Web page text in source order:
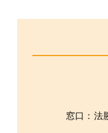
窓口：法